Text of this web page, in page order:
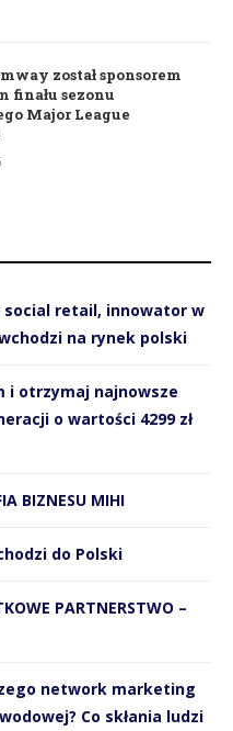
został sponsorem
sezonu
Major League
social retail, innowator w
na rynek polski
i otrzymaj najnowsze
o wartości 4299 zł
BIZNESU MIHI
do Polski
PARTNERSTWO –
network marketing
Co skłania ludzi